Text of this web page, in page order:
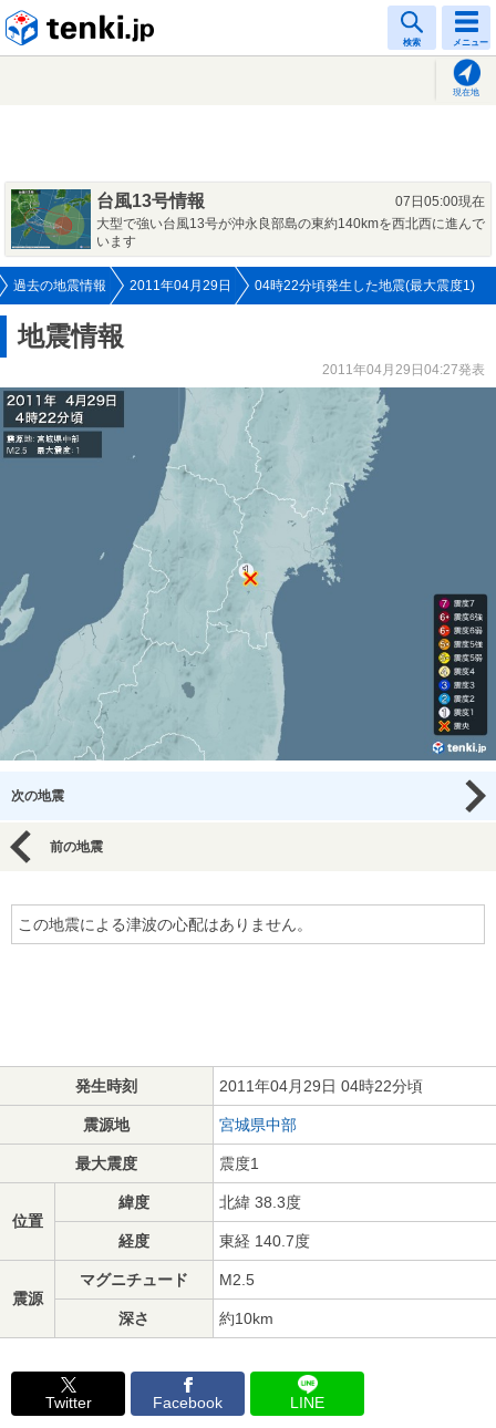
検索 メニュー
現在地
台風13号情報
07日05:00現在
大型で強い台風13号が沖永良部島の東約140kmを西北西に進んで
います
過去の地震情報 2011年04月29日 04時22分頃発生した地震(最大震度1)
地震情報
2011年04月29日04:27発表
次の地震
前の地震
この地震による津波の心配はありません。
発生時刻 2011年04月29日 04時22分頃
震源地 宮城県中部
最大震度 震度1
位置
緯度 北緯 38.3度
経度 東経 140.7度
震源
マグニチュード M2.5
深さ 約10km
Twitter Facebook LINE